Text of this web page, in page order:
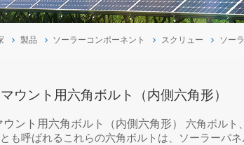
製品 ソーラーコンポーネント スクリュー ソー
ウント用六角ボルト（内側六角形）
ウント用六角ボルト（内側六角形） 六角ボルト
も呼ばれるこれらの六角ボルトは、ソーラーパ